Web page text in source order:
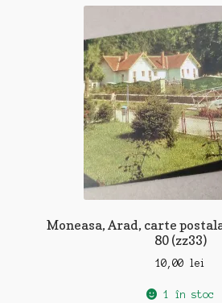
Moneasa, Arad, carte
80 (zz33)
10,00 lei
1 în stoc